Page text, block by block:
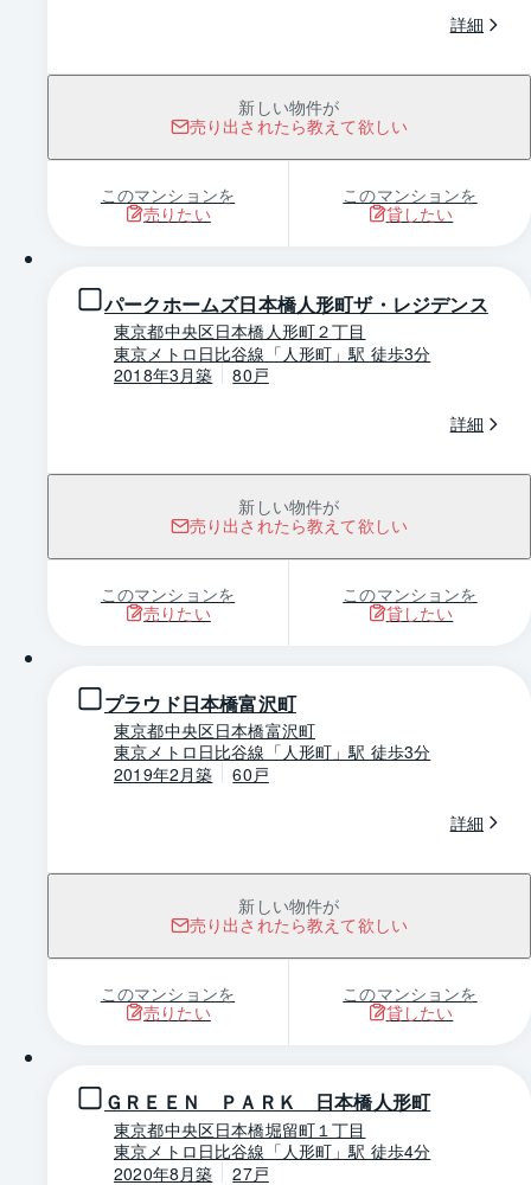
詳細
新しい物件が
売り出されたら教えて欲しい
このマンションを
売りたい
このマンションを
貸したい
パークホームズ日本橋人形町ザ・レジデンス
東京都中央区日本橋人形町２丁目
東京メトロ日比谷線「人形町」駅 徒歩3分
2018年3月築
80戸
詳細
新しい物件が
売り出されたら教えて欲しい
このマンションを
売りたい
このマンションを
貸したい
プラウド日本橋富沢町
東京都中央区日本橋富沢町
東京メトロ日比谷線「人形町」駅 徒歩3分
2019年2月築
60戸
詳細
新しい物件が
売り出されたら教えて欲しい
このマンションを
売りたい
このマンションを
貸したい
ＧＲＥＥＮ ＰＡＲＫ 日本橋人形町
東京都中央区日本橋堀留町１丁目
東京メトロ日比谷線「人形町」駅 徒歩4分
2020年8月築
27戸